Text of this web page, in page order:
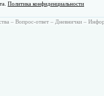
Политика конфиденциальности
– Вопрос-ответ – Дневнички –